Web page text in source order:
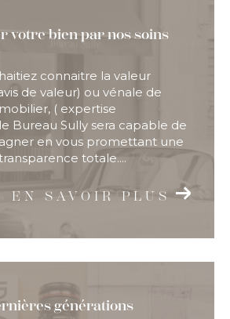
votre bien par nos soins
connaitre la valeur
de valeur) ou vénale de
( expertise
Bureau Sully sera capable de
en vous promettant une
totale....
EN SAVOIR PLUS
générations